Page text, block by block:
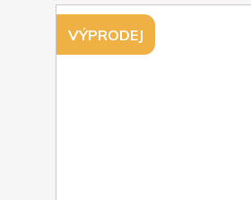
VÝPRODEJ